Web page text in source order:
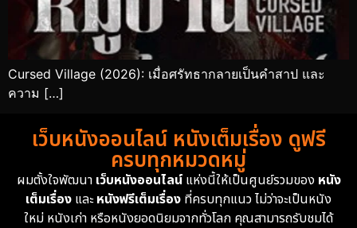
Cursed Village (2026): เมื่อศรัทธากลายเป็นคำสาป และ
ความ […]
เว็บหนังออนไลน์ หนังเต็มเรื่อง ดูฟรี
ครบทุกหมวดหมู่
ผมตั้งใจพัฒนา เว็บหนังออนไลน์แห่งนี้ให้เป็นศูนย์รวมของ หนัง
เต็มเรื่อง และหนังฟรีเต็มเรื่อง ที่ครบทุกแนว ไม่ว่าจะเป็นหนัง
ใหม่ หนังเก่า หรือหนังยอดนิยมจากทั่วโลก คุณสามารถรับชมได้